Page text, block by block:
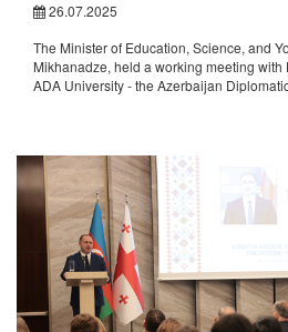
26.07.2025
The Minister of Education, Science, and
Mikhanadze, held a working meeting with
ADA University - the Azerbaijan